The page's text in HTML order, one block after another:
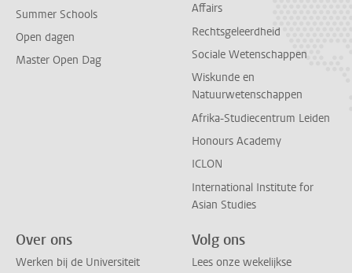
Summer Schools
Open dagen
Master Open Dag
Affairs
Rechtsgeleerdheid
Sociale Wetenschappen
Wiskunde en
Natuurwetenschappen
Afrika-Studiecentrum Leiden
Honours Academy
ICLON
International Institute for
Asian Studies
Over ons
Werken bij de Universiteit
Volg ons
Lees onze wekelijkse